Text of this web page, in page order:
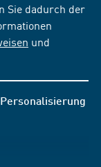
Sie dadurch der
und
Personalisierung